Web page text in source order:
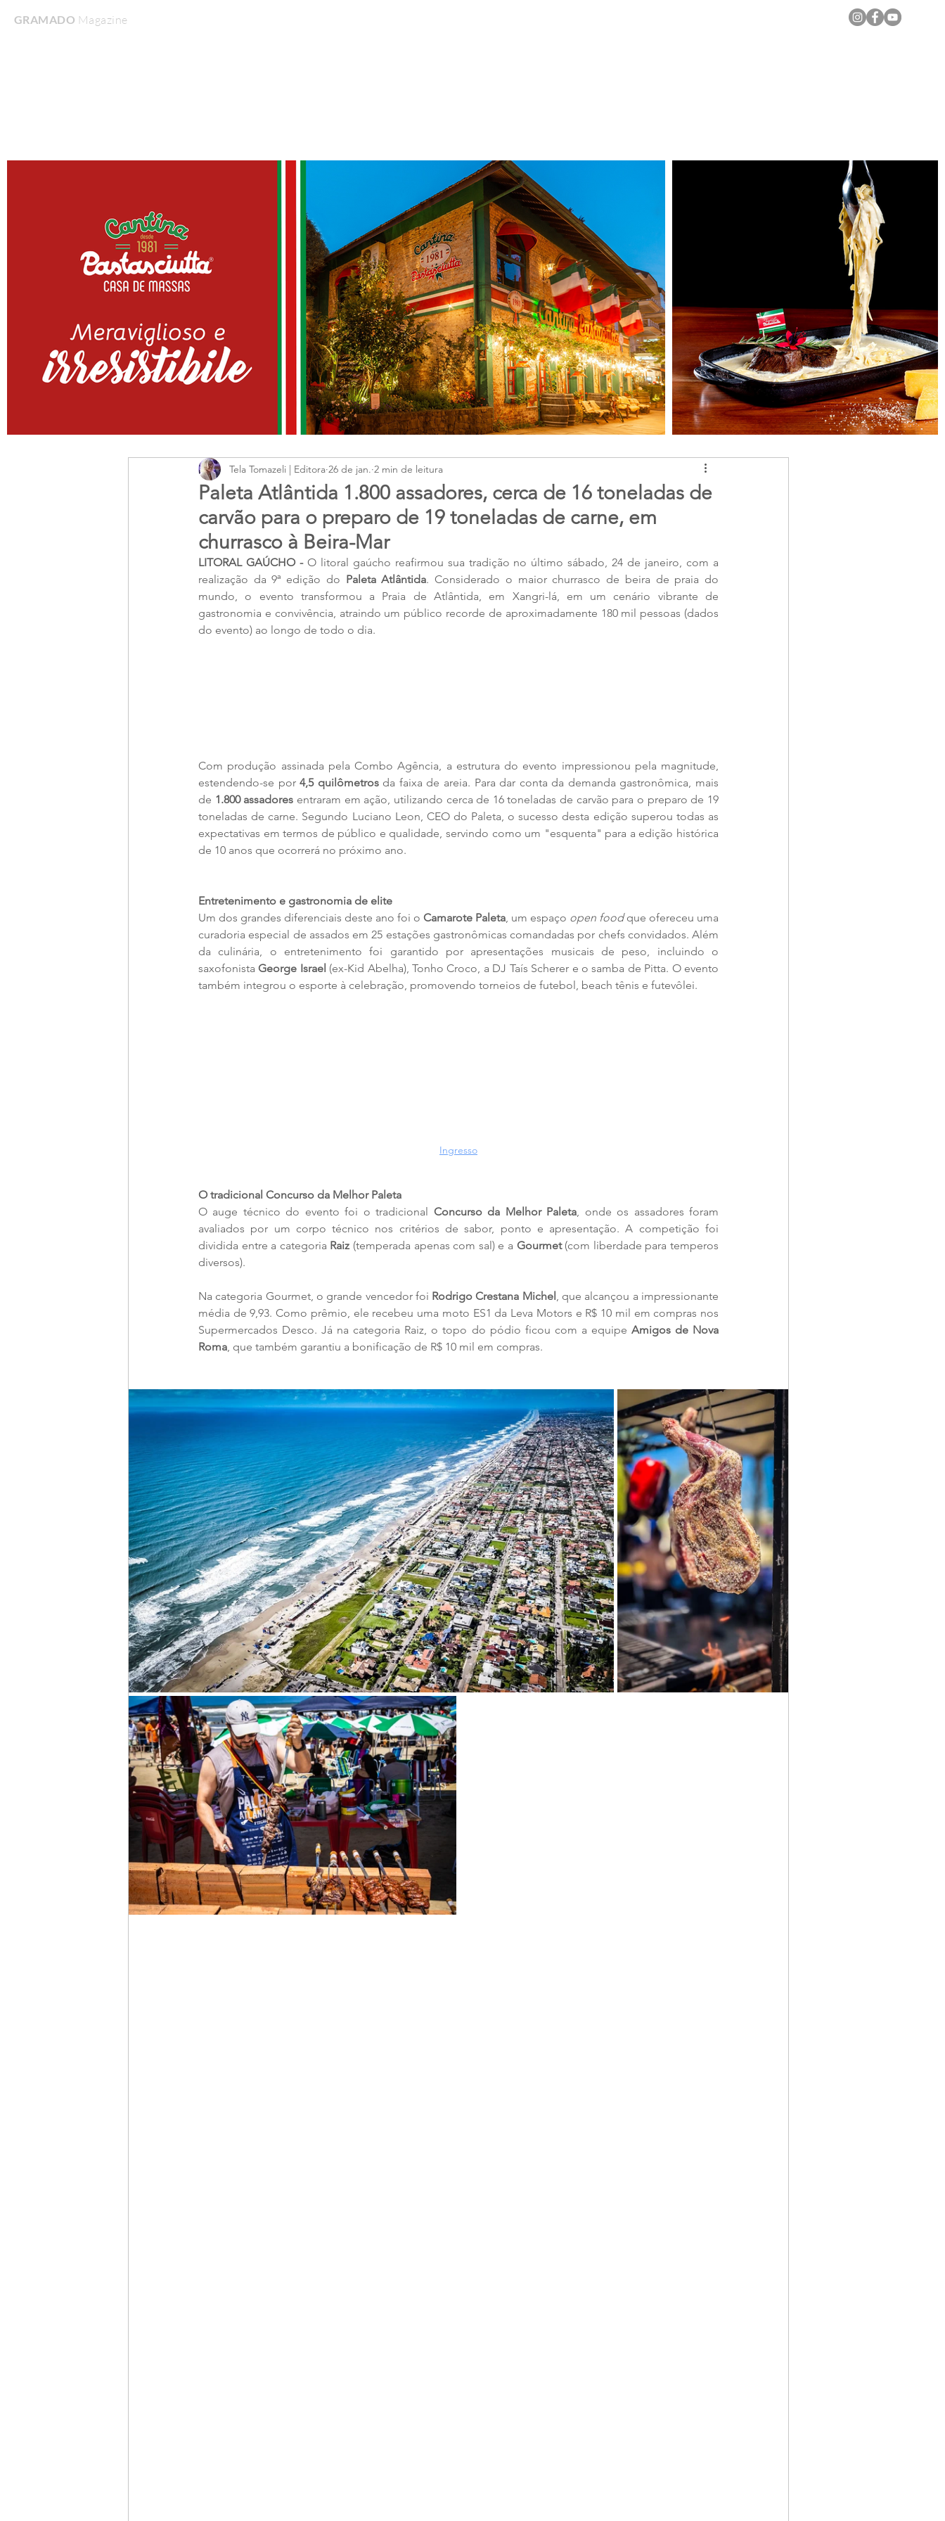
GRAMADO MagazineHome
Paleta Atlântida 1.800 assadores, cerca de 16 toneladas de
carvão para o preparo de 19 toneladas de carne, em
churrasco à Beira-Mar
Tela Tomazeli | Editora 26 de jan. 2 min de leitura
LITORAL GAÚCHO - O litoral gaúcho reafirmou sua tradição no último sábado, 24 de janeiro, com a
realização da 9ª edição do Paleta Atlântida. Considerado o maior churrasco de beira de praia do
mundo, o evento transformou a Praia de Atlântida, em Xangri-lá, em um cenário vibrante de
gastronomia e convivência, atraindo um público recorde de aproximadamente 180 mil pessoas (dados
do evento) ao longo de todo o dia.
Com produção assinada pela Combo Agência, a estrutura do evento impressionou pela magnitude,
estendendo-se por 4,5 quilômetros da faixa de areia. Para dar conta da demanda gastronômica, mais
de 1.800 assadores entraram em ação, utilizando cerca de 16 toneladas de carvão para o preparo de 19
toneladas de carne. Segundo Luciano Leon, CEO do Paleta, o sucesso desta edição superou todas as
expectativas em termos de público e qualidade, servindo como um "esquenta" para a edição histórica
de 10 anos que ocorrerá no próximo ano.
Entretenimento e gastronomia de elite
Um dos grandes diferenciais deste ano foi o Camarote Paleta, um espaço open food que ofereceu uma
curadoria especial de assados em 25 estações gastronômicas comandadas por chefs convidados. Além
da culinária, o entretenimento foi garantido por apresentações musicais de peso, incluindo o
saxofonista George Israel (ex-Kid Abelha), Tonho Croco, a DJ Taís Scherer e o samba de Pitta. O evento
também integrou o esporte à celebração, promovendo torneios de futebol, beach tênis e futevôlei.
Ingresso
O tradicional Concurso da Melhor Paleta
O auge técnico do evento foi o tradicional Concurso da Melhor Paleta , onde os assadores foram
avaliados por um corpo técnico nos critérios de sabor, ponto e apresentação. A competição foi
dividida entre a categoria Raiz (temperada apenas com sal) e a Gourmet (com liberdade para temperos
diversos).
Na categoria Gourmet, o grande vencedor foi Rodrigo Crestana Michel , que alcançou a impressionante
média de 9,93. Como prêmio, ele recebeu uma moto ES1 da Leva Motors e R$ 10 mil em compras nos
Supermercados Desco. Já na categoria Raiz, o topo do pódio ficou com a equipe Amigos de Nova
Roma , que também garantiu a bonificação de R$ 10 mil em compras.